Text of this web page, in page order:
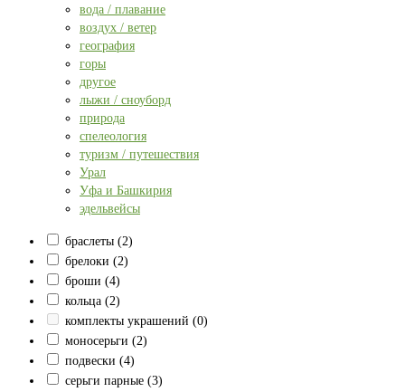
вода / плавание
воздух / ветер
география
горы
другое
лыжи / сноуборд
природа
спелеология
туризм / путешествия
Урал
Уфа и Башкирия
эдельвейсы
браслеты (2)
брелоки (2)
броши (4)
кольца (2)
комплекты украшений (0)
моносерьги (2)
подвески (4)
серьги парные (3)